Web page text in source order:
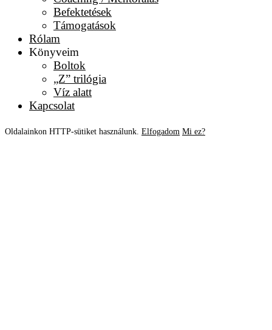
Befektetések
Támogatások
Rólam
Könyveim
Boltok
„Z” trilógia
Víz alatt
Kapcsolat
Oldalainkon HTTP-sütiket használunk. Elfogadom Mi ez?